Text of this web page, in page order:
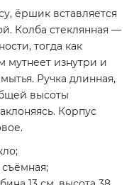
ёршик вставляется
Колба стеклянная —
тогда как
мутнеет изнутри и
Ручка длинная,
высоты
Корпус
съёмная;